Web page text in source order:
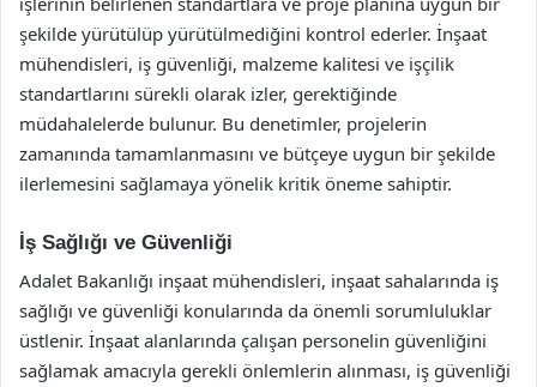
şekilde yürütülüp yürütülmediğini kontrol ederler. İnşaat
mühendisleri, iş güvenliği, malzeme kalitesi ve işçilik
standartlarını sürekli olarak izler, gerektiğinde
müdahalelerde bulunur. Bu denetimler, projelerin
zamanında tamamlanmasını ve bütçeye uygun bir şekilde
ilerlemesini sağlamaya yönelik kritik öneme sahiptir.
İş Sağlığı ve Güvenliği
Adalet Bakanlığı inşaat mühendisleri, inşaat sahalarında iş
sağlığı ve güvenliği konularında da önemli sorumluluklar
üstlenir. İnşaat alanlarında çalışan personelin güvenliğini
sağlamak amacıyla gerekli önlemlerin alınması, iş güvenliği